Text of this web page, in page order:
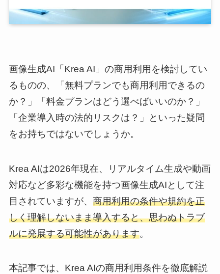
画像生成AI「Krea AI」の商用利用を検討してい
るものの、「無料プランでも商用利用できるの
か？」「料金プランはどう選べばいいのか？」
「企業導入時の法的リスクは？」といった疑問
をお持ちではないでしょうか。
Krea AIは2026年現在、リアルタイム生成や動画
対応など多彩な機能を持つ画像生成AIとして注
目されていますが、 商用利用の条件や規約を正
しく理解しないまま導入すると、思わぬトラブ
ルに発展する可能性があります。
本記事では、Krea AIの商用利用条件を徹底解説